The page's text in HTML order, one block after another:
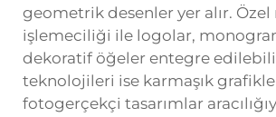
geometrik desenler yer alır. Özel
işlemeciliği ile logolar,
dekoratif öğeler entegre
teknolojileri ise karmaşık
fotogerçekçi tasarımlar